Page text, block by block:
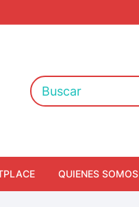
QUIENES SOMOS